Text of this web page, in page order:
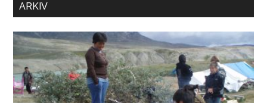
i
Kelter-
udstillingen
på
Moesgaard
ARKIV